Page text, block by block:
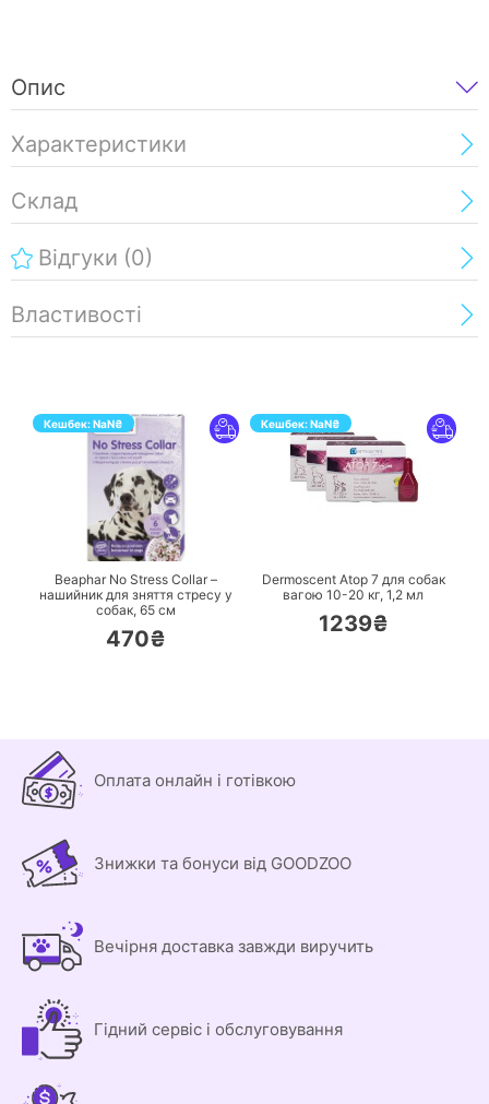
Опис
Характеристики
Склад
Відгуки (0)
Властивості
Кешбек:NaN₴
ПЕРЕЙТИ
Beaphar No Stress Collar –
нашийник для зняття стресу у
собак, 65 см
470₴
Кешбек:NaN₴
Dermoscent Atop 7 для собак
вагою 10-20 кг, 1,2 мл
1239₴
Оплата онлайн і готівкою
Знижки та бонуси від GOODZOO
Вечірня доставка завжди виручить
Гідний сервіс і обслуговування